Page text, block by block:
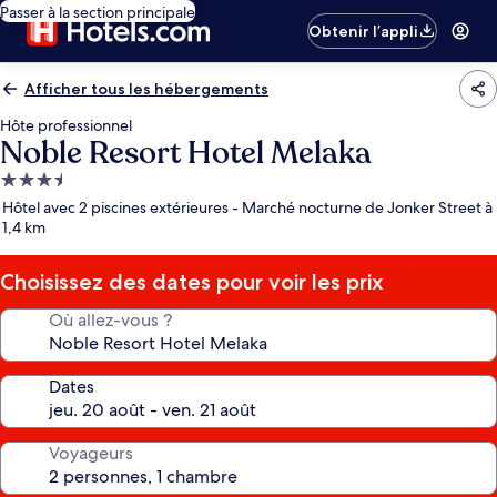
Passer à la section principale
Obtenir l’appli
Afficher tous les hébergements
Hôte professionnel
Noble Resort Hotel Melaka
Hébergement
3.5 étoiles
Hôtel avec 2 piscines extérieures - Marché nocturne de Jonker Street à
1,4 km
Choisissez des dates pour voir les prix
Où allez-vous ?
Dates
Voyageurs